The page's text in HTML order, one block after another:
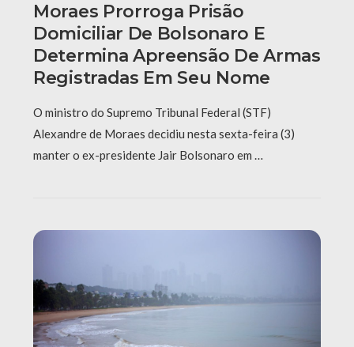
Moraes Prorroga Prisão
Domiciliar De Bolsonaro E
Determina Apreensão De Armas
Registradas Em Seu Nome
O ministro do Supremo Tribunal Federal (STF)
Alexandre de Moraes decidiu nesta sexta-feira (3)
manter o ex-presidente Jair Bolsonaro em …